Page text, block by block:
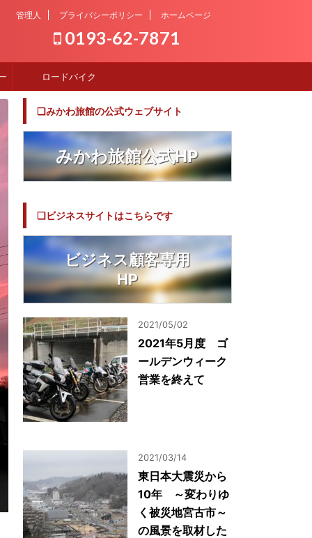
管理人 プライバシーポリシー ホームページ
0193-62-7871
ロードバイク
❏みかわ旅館の公式ウェブサイト
みかわ旅館公式HP
❏ビジネスサイトはこちらです
ビジネス顧客専用
HP
2021/05/02
2021年5月度 ゴ
ールデンウィーク
営業を終えて
2021/03/14
東日本大震災から
10年 ～変わりゆ
く被災地宮古市～
の風景を取材した